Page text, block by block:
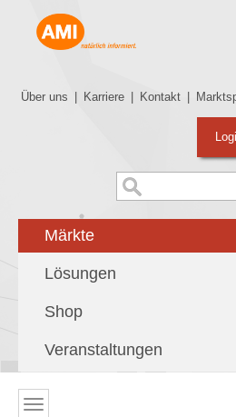
Über uns Karriere Kontakt
Märkte
Lösungen
Shop
Veranstaltungen